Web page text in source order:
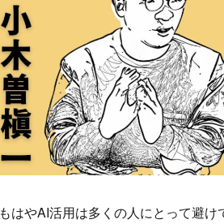
もはやAI活用は多くの人にとって避